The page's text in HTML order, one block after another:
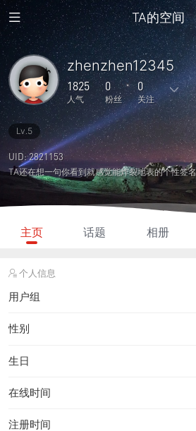
TA的空间
zhenzhen12345
1825
人气
0
粉丝
0
关注
34
主题
1
回复
0
日志
0 0
关注
0
说说
Lv.5
UID: 2821153
TA还在想一句你看到就感觉能炸裂地表的个性签名
主页 话题 相册
个人信息
用户组
性别
生日
在线时间
注册时间